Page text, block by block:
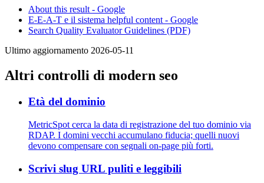
About this result - Google
E-E-A-T e il sistema helpful content - Google
Search Quality Evaluator Guidelines (PDF)
Ultimo aggiornamento 2026-05-11
Altri controlli di modern seo
Età del dominio
MetricSpot cerca la data di registrazione del tuo dominio via
RDAP. I domini vecchi accumulano fiducia; quelli nuovi
devono compensare con segnali on-page più forti.
Scrivi slug URL puliti e leggibili